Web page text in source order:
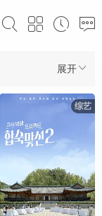
展开
综艺